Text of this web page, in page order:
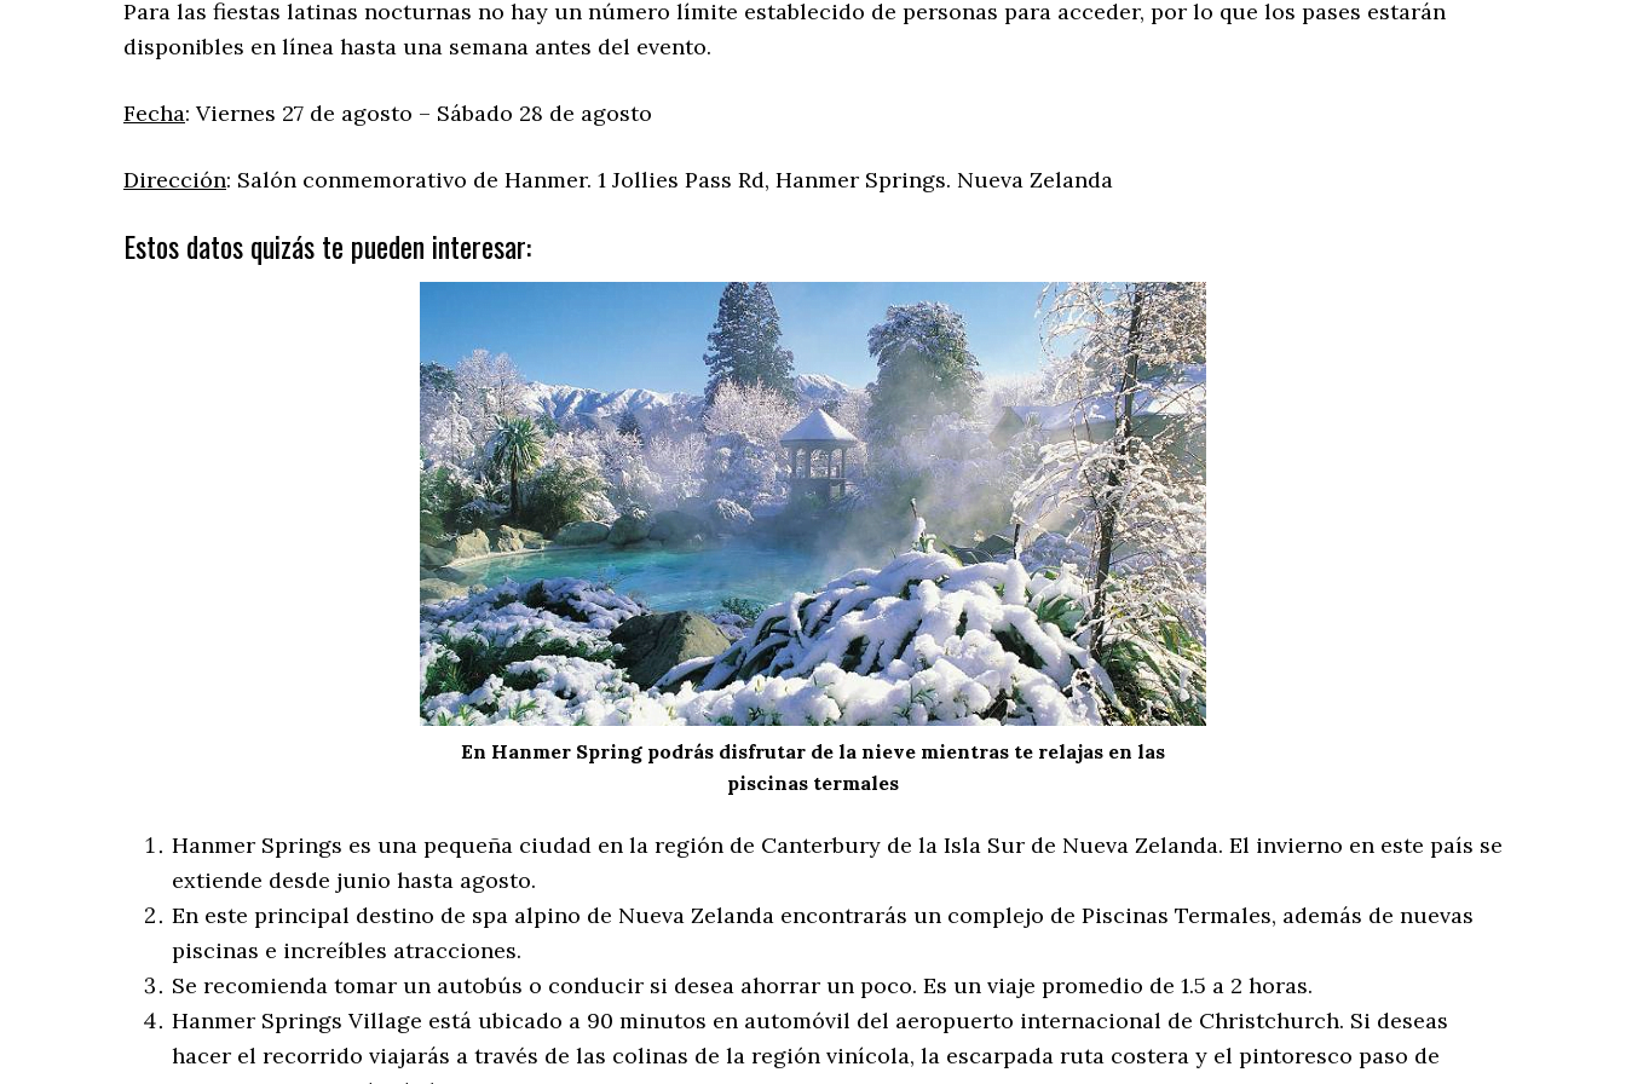
Para las fiestas latinas nocturnas no hay un número límite establecido de personas para acceder, por lo que los pases estarán
disponibles en línea hasta una semana antes del evento.
Fecha: Viernes 27 de agosto – Sábado 28 de agosto
Dirección: Salón conmemorativo de Hanmer. 1 Jollies Pass Rd, Hanmer Springs. Nueva Zelanda
Estos datos quizás te pueden interesar:
En Hanmer Spring podrás disfrutar de la nieve mientras te relajas en las
piscinas termales
Hanmer Springs es una pequeña ciudad en la región de Canterbury de la Isla Sur de Nueva Zelanda. El invierno en este país se
extiende desde junio hasta agosto.
En este principal destino de spa alpino de Nueva Zelanda encontrarás un complejo de Piscinas Termales, además de nuevas
piscinas e increíbles atracciones.
Se recomienda tomar un autobús o conducir si desea ahorrar un poco. Es un viaje promedio de 1.5 a 2 horas.
Hanmer Springs Village está ubicado a 90 minutos en automóvil del aeropuerto internacional de Christchurch. Si deseas
hacer el recorrido viajarás a través de las colinas de la región vinícola, la escarpada ruta costera y el pintoresco paso de